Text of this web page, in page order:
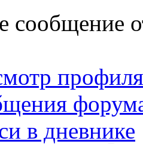
сообщение
профиля
в дневнике